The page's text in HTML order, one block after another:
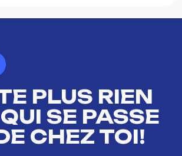
PLUS RIEN
SE PASSE
CHEZ TOI!